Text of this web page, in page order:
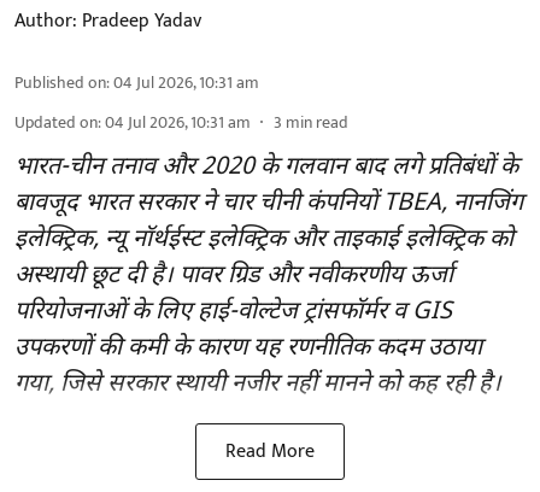
Author: Pradeep Yadav
Published on:04 Jul 2026, 10:31 am
Updated on:04 Jul 2026, 10:31 am 3 min read
भारत-चीन तनाव और 2020 के गलवान बाद लगे प्रतिबंधों के
बावजूद भारत सरकार ने चार चीनी कंपनियों TBEA, नानजिंग
इलेक्ट्रिक, न्यू नॉर्थईस्ट इलेक्ट्रिक और ताइकाई इलेक्ट्रिक को
अस्थायी छूट दी है। पावर ग्रिड और नवीकरणीय ऊर्जा
परियोजनाओं के लिए हाई-वोल्टेज ट्रांसफॉर्मर व GIS
उपकरणों की कमी के कारण यह रणनीतिक कदम उठाया
गया, जिसे सरकार स्थायी नजीर नहीं मानने को कह रही है।
Read More